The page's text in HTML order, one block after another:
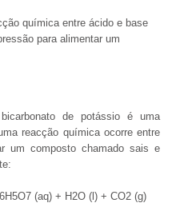
química entre ácido e base
para alimentar um
de potássio é uma
reacção química ocorre entre
um composto chamado sais e
(aq) + H2O (l) + CO2 (g)